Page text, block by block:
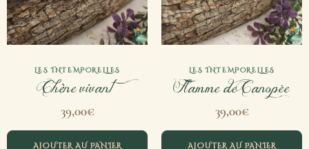
LES INTEMPORELLES
Chêne vivant
39,00€
AJOUTER AU PANIER
LES INTEMPORELLES
Flamme de Canopée
39,00€
AJOUTER AU PANIER